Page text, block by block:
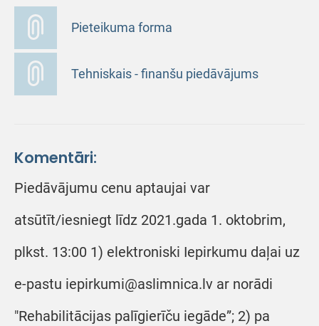
Pieteikuma forma
Tehniskais - finanšu piedāvājums
Komentāri:
Piedāvājumu cenu aptaujai var
atsūtīt/iesniegt līdz 2021.gada 1. oktobrim,
plkst. 13:00 1) elektroniski Iepirkumu daļai uz
e-pastu iepirkumi@aslimnica.lv ar norādi
"Rehabilitācijas palīgierīču iegāde”; 2) pa